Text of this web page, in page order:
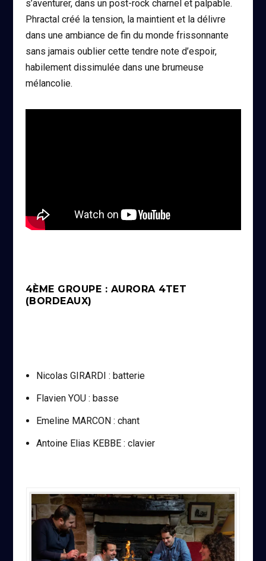
s’aventurer, dans un post-rock charnel et palpable.
Phractal créé la tension, la maintient et la délivre
dans une ambiance de fin du monde frissonnante
sans jamais oublier cette tendre note d’espoir,
habilement dissimulée dans une brumeuse
mélancolie.
4ÈME GROUPE : AURORA 4TET
(BORDEAUX)
Nicolas GIRARDI : batterie
Flavien YOU : basse
Emeline MARCON : chant
Antoine Elias KEBBE : clavier